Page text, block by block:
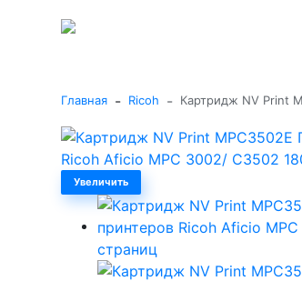
Главная - Ricoh - Картридж NV Print
Увеличить